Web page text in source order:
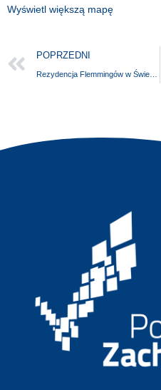
Wyświetl większą mapę
POPRZEDNI
Rezydencja Flemmingów w Świerznie